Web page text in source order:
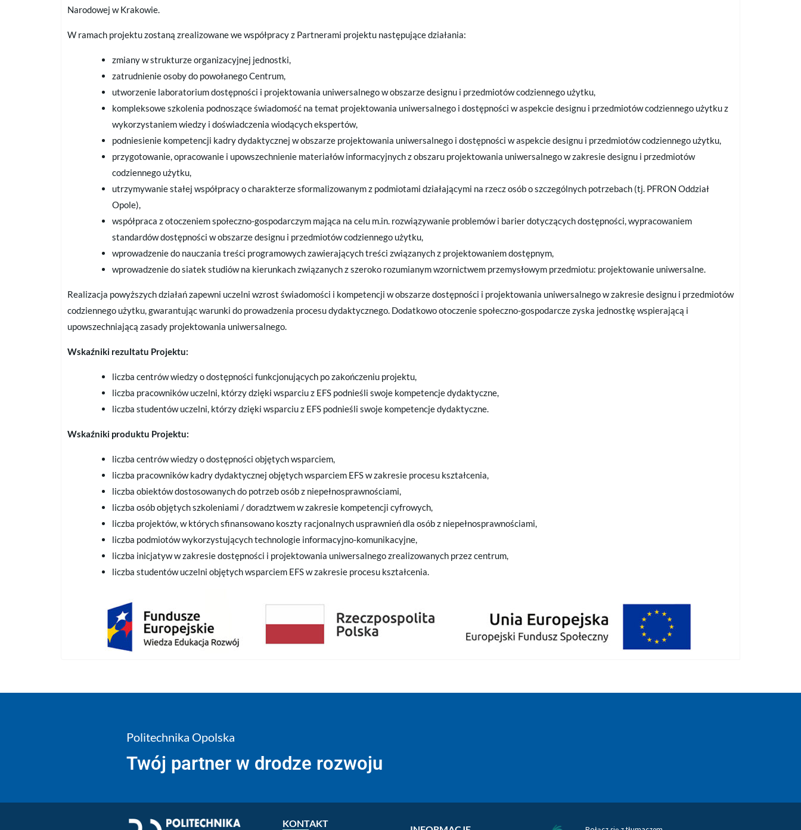
Narodowej w Krakowie.
W ramach projektu zostaną zrealizowane we współpracy z Partnerami projektu następujące działania:
zmiany w strukturze organizacyjnej jednostki,
zatrudnienie osoby do powołanego Centrum,
utworzenie laboratorium dostępności i projektowania uniwersalnego w obszarze designu i przedmiotów codziennego użytku,
kompleksowe szkolenia podnoszące świadomość na temat projektowania uniwersalnego i dostępności w aspekcie designu i przedmiotów codziennego użytku z
wykorzystaniem wiedzy i doświadczenia wiodących ekspertów,
podniesienie kompetencji kadry dydaktycznej w obszarze projektowania uniwersalnego i dostępności w aspekcie designu i przedmiotów codziennego użytku,
przygotowanie, opracowanie i upowszechnienie materiałów informacyjnych z obszaru projektowania uniwersalnego w zakresie designu i przedmiotów
codziennego użytku,
utrzymywanie stałej współpracy o charakterze sformalizowanym z podmiotami działającymi na rzecz osób o szczególnych potrzebach (tj. PFRON Oddział
Opole),
współpraca z otoczeniem społeczno-gospodarczym mająca na celu m.in. rozwiązywanie problemów i barier dotyczących dostępności, wypracowaniem
standardów dostępności w obszarze designu i przedmiotów codziennego użytku,
wprowadzenie do nauczania treści programowych zawierających treści związanych z projektowaniem dostępnym,
wprowadzenie do siatek studiów na kierunkach związanych z szeroko rozumianym wzornictwem przemysłowym przedmiotu: projektowanie uniwersalne.
Realizacja powyższych działań zapewni uczelni wzrost świadomości i kompetencji w obszarze dostępności i projektowania uniwersalnego w zakresie designu i przedmiotów
codziennego użytku, gwarantując warunki do prowadzenia procesu dydaktycznego. Dodatkowo otoczenie społeczno-gospodarcze zyska jednostkę wspierającą i
upowszechniającą zasady projektowania uniwersalnego.
Wskaźniki rezultatu Projektu:
liczba centrów wiedzy o dostępności funkcjonujących po zakończeniu projektu,
liczba pracowników uczelni, którzy dzięki wsparciu z EFS podnieśli swoje kompetencje dydaktyczne,
liczba studentów uczelni, którzy dzięki wsparciu z EFS podnieśli swoje kompetencje dydaktyczne.
Wskaźniki produktu Projektu:
liczba centrów wiedzy o dostępności objętych wsparciem,
liczba pracowników kadry dydaktycznej objętych wsparciem EFS w zakresie procesu kształcenia,
liczba obiektów dostosowanych do potrzeb osób z niepełnosprawnościami,
liczba osób objętych szkoleniami / doradztwem w zakresie kompetencji cyfrowych,
liczba projektów, w których sfinansowano koszty racjonalnych usprawnień dla osób z niepełnosprawnościami,
liczba podmiotów wykorzystujących technologie informacyjno-komunikacyjne,
liczba inicjatyw w zakresie dostępności i projektowania uniwersalnego zrealizowanych przez centrum,
liczba studentów uczelni objętych wsparciem EFS w zakresie procesu kształcenia.
Politechnika Opolska
Twój partner w drodze rozwoju
KONTAKT